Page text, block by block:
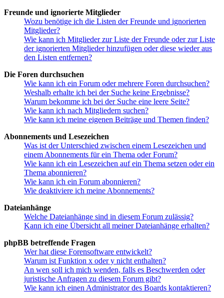
Freunde und ignorierte Mitglieder
Wozu benötige ich die Listen der Freunde und ignorierten
Mitglieder?
Wie kann ich Mitglieder zur Liste der Freunde oder zur Liste
der ignorierten Mitglieder hinzufügen oder diese wieder aus
den Listen entfernen?
Die Foren durchsuchen
Wie kann ich ein Forum oder mehrere Foren durchsuchen?
Weshalb erhalte ich bei der Suche keine Ergebnisse?
Warum bekomme ich bei der Suche eine leere Seite?
Wie kann ich nach Mitgliedern suchen?
Wie kann ich meine eigenen Beiträge und Themen finden?
Abonnements und Lesezeichen
Was ist der Unterschied zwischen einem Lesezeichen und
einem Abonnements für ein Thema oder Forum?
Wie kann ich ein Lesezeichen auf ein Thema setzen oder ein
Thema abonnieren?
Wie kann ich ein Forum abonnieren?
Wie deaktiviere ich meine Abonnements?
Dateianhänge
Welche Dateianhänge sind in diesem Forum zulässig?
Kann ich eine Übersicht all meiner Dateianhänge erhalten?
phpBB betreffende Fragen
Wer hat diese Forensoftware entwickelt?
Warum ist Funktion x oder y nicht enthalten?
An wen soll ich mich wenden, falls es Beschwerden oder
juristische Anfragen zu diesem Forum gibt?
Wie kann ich einen Administrator des Boards kontaktieren?